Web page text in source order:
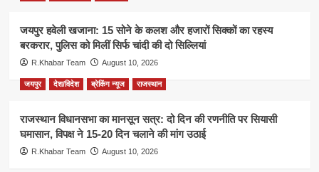
जयपुर हवेली खजाना: 15 सोने के कलश और हजारों सिक्कों का रहस्य
बरकरार, पुलिस को मिलीं सिर्फ चांदी की दो सिल्लियां
R.Khabar Team August 10, 2026
जयपुर देश/विदेश ब्रेकिंग न्यूज राजस्थान
राजस्थान विधानसभा का मानसून सत्र: दो दिन की रणनीति पर सियासी
घमासान, विपक्ष ने 15-20 दिन चलाने की मांग उठाई
R.Khabar Team August 10, 2026